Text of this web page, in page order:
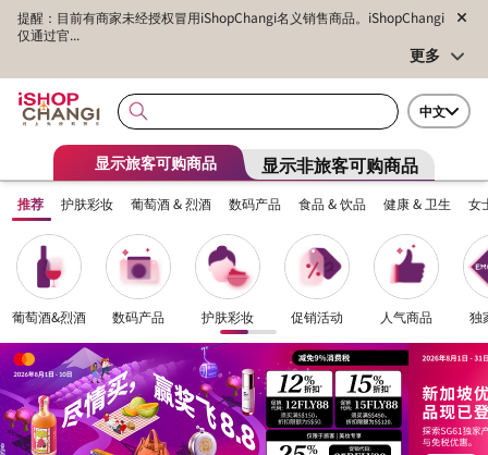
提醒：目前有商家未经授权冒用iShopChangi名义销售商品。iShopChangi
仅通过官...
更多
中文
显示旅客可购商品 显示非旅客可购商品
推荐 护肤彩妆 葡萄酒 & 烈酒 数码产品 食品 & 饮品 健康 & 卫生 女
葡萄酒&烈酒 数码产品 护肤彩妆 促销活动 人气商品 独